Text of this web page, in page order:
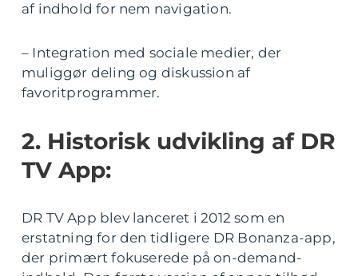
af indhold for nem navigation.
– Integration med sociale medier, der
muliggør deling og diskussion af
favoritprogrammer.
2. Historisk udvikling af DR
TV App:
DR TV App blev lanceret i 2012 som en
erstatning for den tidligere DR Bonanza-app,
der primært fokuserede på on-demand-